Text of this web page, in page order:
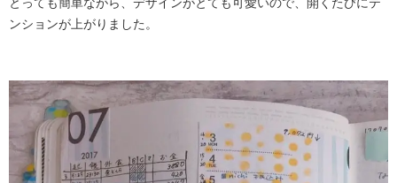
ンションが上がりました。